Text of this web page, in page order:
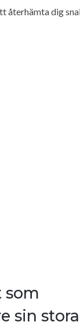
återhämta dig
som
sin stora